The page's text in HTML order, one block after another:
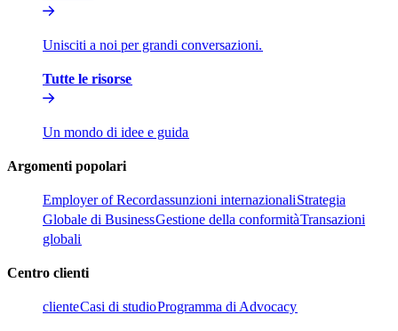
Unisciti a noi per grandi conversazioni.​​
Tutte le risorse​​
Un mondo di idee e guida​​
Argomenti popolari​​
Employer of Record​​assunzioni internazionali​​Strategia
Globale di Business​​Gestione della conformità​​Transazioni
globali​​
Centro clienti​​
cliente​​Casi di studio​​Programma di Advocacy​​